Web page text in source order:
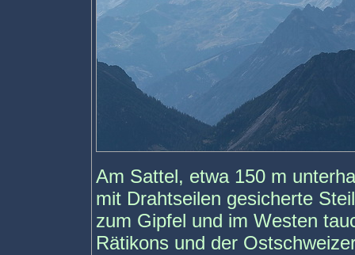
Am Sattel, etwa 150 m
mit Drahtseilen gesicherte
zum Gipfel und im Westen
Rätikons und der